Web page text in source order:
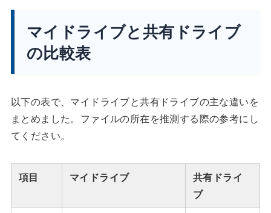
マイドライブと共有ドライブ
の比較表
以下の表で、マイドライブと共有ドライブの主な違いを
まとめました。ファイルの所在を推測する際の参考にし
てください。
項目 マイドライブ
共有ドライ
ブ